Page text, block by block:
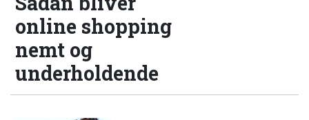
online shopping
nemt og
underholdende